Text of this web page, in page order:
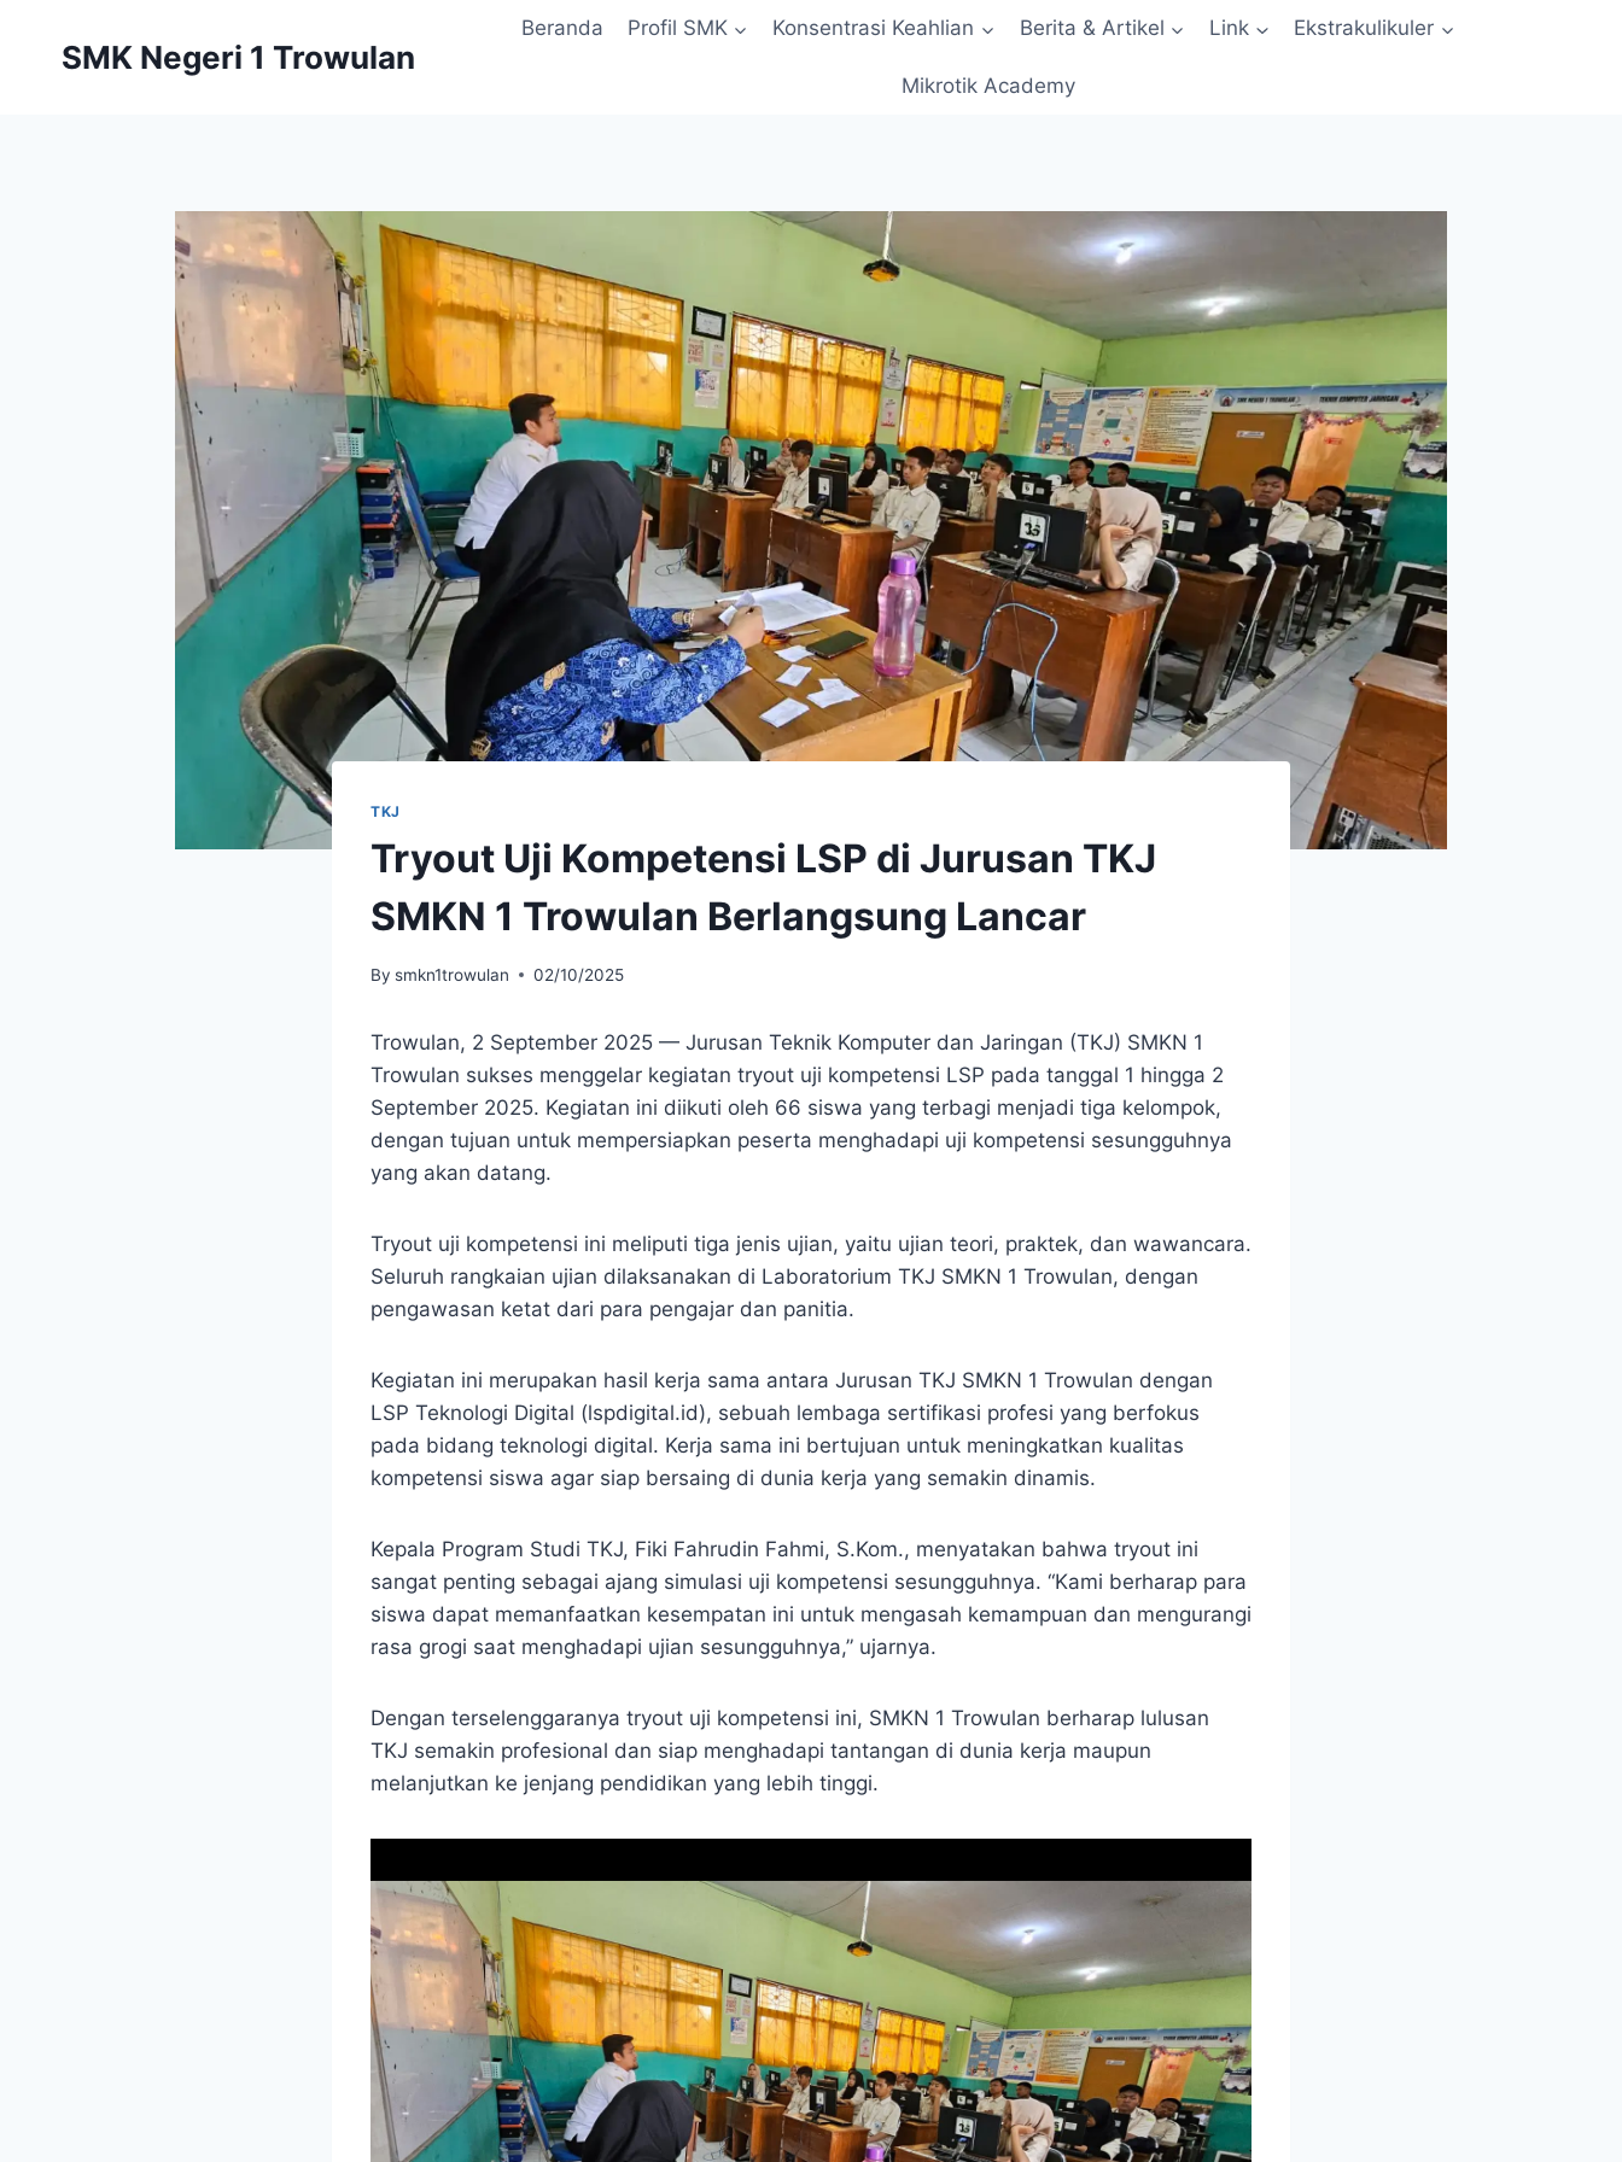
SMK Negeri 1 Trowulan
Beranda Profil SMK Konsentrasi Keahlian Berita & Artikel Link Ekstrakulikuler
Mikrotik Academy
TKJ
Tryout Uji Kompetensi LSP di Jurusan TKJ
SMKN 1 Trowulan Berlangsung Lancar
By smkn1trowulan 02/10/2025
Trowulan, 2 September 2025 — Jurusan Teknik Komputer dan Jaringan (TKJ) SMKN 1
Trowulan sukses menggelar kegiatan tryout uji kompetensi LSP pada tanggal 1 hingga 2
September 2025. Kegiatan ini diikuti oleh 66 siswa yang terbagi menjadi tiga kelompok,
dengan tujuan untuk mempersiapkan peserta menghadapi uji kompetensi sesungguhnya
yang akan datang.
Tryout uji kompetensi ini meliputi tiga jenis ujian, yaitu ujian teori, praktek, dan wawancara.
Seluruh rangkaian ujian dilaksanakan di Laboratorium TKJ SMKN 1 Trowulan, dengan
pengawasan ketat dari para pengajar dan panitia.
Kegiatan ini merupakan hasil kerja sama antara Jurusan TKJ SMKN 1 Trowulan dengan
LSP Teknologi Digital (lspdigital.id), sebuah lembaga sertifikasi profesi yang berfokus
pada bidang teknologi digital. Kerja sama ini bertujuan untuk meningkatkan kualitas
kompetensi siswa agar siap bersaing di dunia kerja yang semakin dinamis.
Kepala Program Studi TKJ, Fiki Fahrudin Fahmi, S.Kom., menyatakan bahwa tryout ini
sangat penting sebagai ajang simulasi uji kompetensi sesungguhnya. “Kami berharap para
siswa dapat memanfaatkan kesempatan ini untuk mengasah kemampuan dan mengurangi
rasa grogi saat menghadapi ujian sesungguhnya,” ujarnya.
Dengan terselenggaranya tryout uji kompetensi ini, SMKN 1 Trowulan berharap lulusan
TKJ semakin profesional dan siap menghadapi tantangan di dunia kerja maupun
melanjutkan ke jenjang pendidikan yang lebih tinggi.